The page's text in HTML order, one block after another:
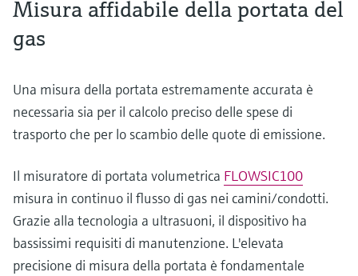
Misura affidabile della portata del
gas
Una misura della portata estremamente accurata è
necessaria sia per il calcolo preciso delle spese di
trasporto che per lo scambio delle quote di emissione.
Il misuratore di portata volumetrica FLOWSIC100
misura in continuo il flusso di gas nei camini/condotti.
Grazie alla tecnologia a ultrasuoni, il dispositivo ha
bassissimi requisiti di manutenzione. L'elevata
precisione di misura della portata è fondamentale